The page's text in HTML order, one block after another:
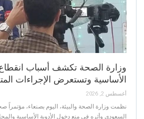
وزارة الصحة تكشف أسباب انقطاع
الأساسية وتستعرض الإجراءات
أغسطس 2, 2026
نظمت وزارة الصحة والبيئة، اليوم بصنعاء، مؤتمراً
السعودي وأثره في منع دخول الأدوية الأساسية